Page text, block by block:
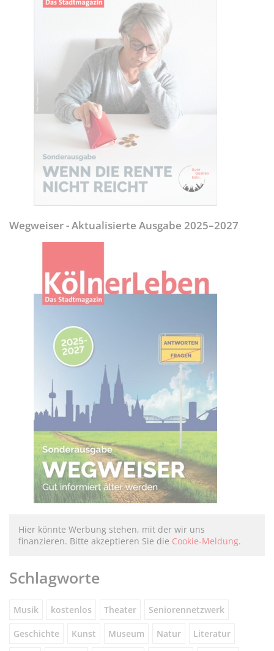
Wegweiser - Aktualisierte Ausgabe 2025–2027
Hier könnte Werbung stehen, mit der wir uns
finanzieren. Bitte akzeptieren Sie die Cookie-Meldung.
Schlagworte
Musik kostenlos Theater Seniorennetzwerk
Geschichte Kunst Museum Natur Literatur